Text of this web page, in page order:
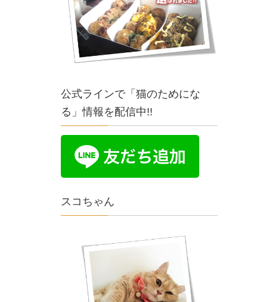
公式ラインで「猫のためにな
る」情報を配信中!!
スコちゃん